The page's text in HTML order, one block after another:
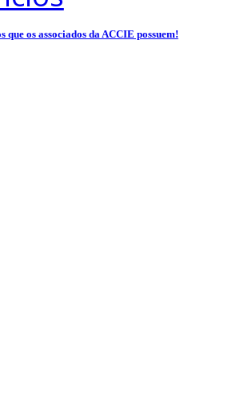
que os associados da ACCIE possuem!